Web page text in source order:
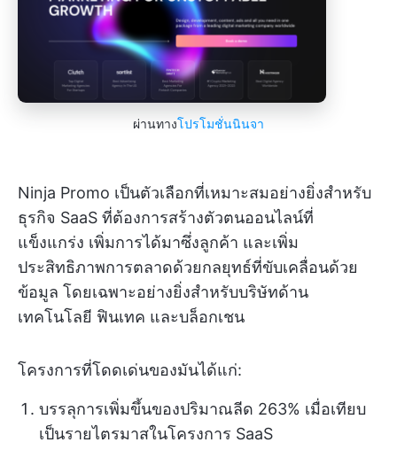
ผ่านทางโปรโมชั่นนินจา
Ninja Promo เป็นตัวเลือกที่เหมาะสมอย่างยิ่งสำหรับ
ธุรกิจ SaaS ที่ต้องการสร้างตัวตนออนไลน์ที่
แข็งแกร่ง เพิ่มการได้มาซึ่งลูกค้า และเพิ่ม
ประสิทธิภาพการตลาดด้วยกลยุทธ์ที่ขับเคลื่อนด้วย
ข้อมูล โดยเฉพาะอย่างยิ่งสำหรับบริษัทด้าน
เทคโนโลยี ฟินเทค และบล็อกเชน
โครงการที่โดดเด่นของมันได้แก่:
บรรลุการเพิ่มขึ้นของปริมาณลีด 263% เมื่อเทียบ
เป็นรายไตรมาสในโครงการ SaaS